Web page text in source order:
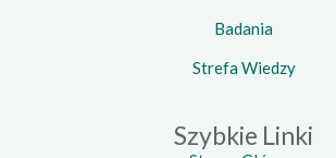
Badania
Strefa Wiedzy
Szybkie Linki